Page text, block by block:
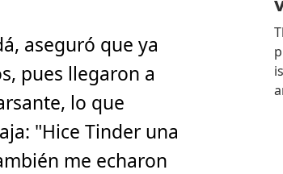
aseguró que ya
pues llegaron a
lo que
"Hice Tinder una
me echaron